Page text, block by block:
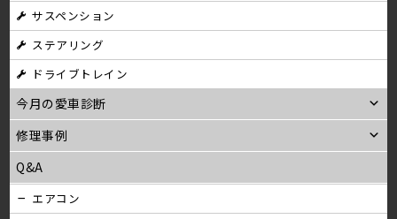
シ
ョ
ン
サスペンション
ステアリング
ドライブトレイン
今月の愛車診断
修理事例
Q&A
エアコン